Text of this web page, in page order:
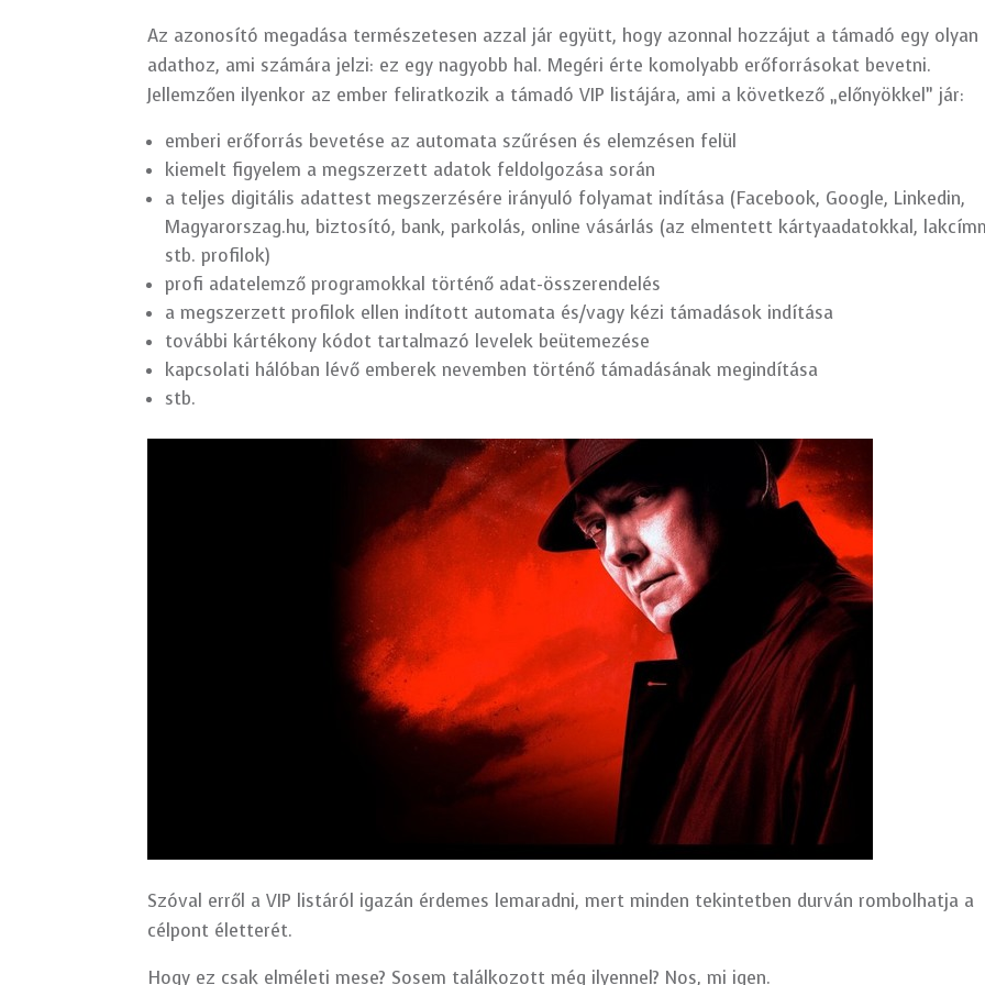
Az azonosító megadása természetesen azzal jár együtt, hogy azonnal hozzájut a támadó egy olyan
adathoz, ami számára jelzi: ez egy nagyobb hal. Megéri érte komolyabb erőforrásokat bevetni.
Jellemzően ilyenkor az ember feliratkozik a támadó VIP listájára, ami a következő „előnyökkel” jár:
emberi erőforrás bevetése az automata szűrésen és elemzésen felül
kiemelt figyelem a megszerzett adatok feldolgozása során
a teljes digitális adattest megszerzésére irányuló folyamat indítása (Facebook, Google, Linkedin,
Magyarorszag.hu, biztosító, bank, parkolás, online vásárlás (az elmentett kártyaadatokkal,
stb. profilok)
profi adatelemző programokkal történő adat-összerendelés
a megszerzett profilok ellen indított automata és/vagy kézi támadások indítása
további kártékony kódot tartalmazó levelek beütemezése
kapcsolati hálóban lévő emberek nevemben történő támadásának megindítása
stb.
Szóval erről a VIP listáról igazán érdemes lemaradni, mert minden tekintetben durván rombolhatja a
célpont életterét.
Hogy ez csak elméleti mese? Sosem találkozott még ilyennel? Nos, mi igen.